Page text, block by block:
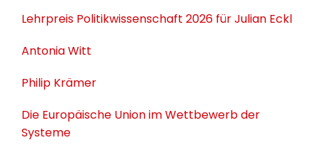
Lehrpreis Politikwissenschaft 2026 für Julian Eckl
Antonia Witt
Philip Krämer
Die Europäische Union im Wettbewerb der
Systeme